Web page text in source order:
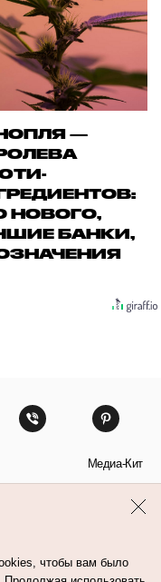
—
НОВОГО,
БАНКИ,
Медиа-Кит
чтобы вам было